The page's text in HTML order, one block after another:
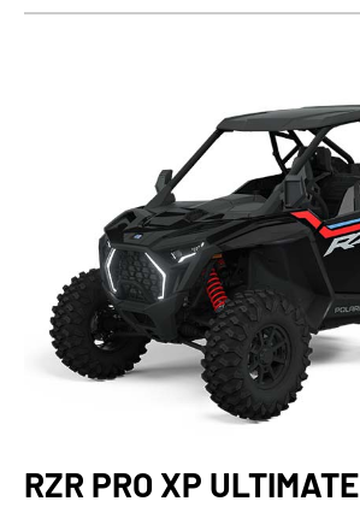
RZR PRO XP ULTIMATE